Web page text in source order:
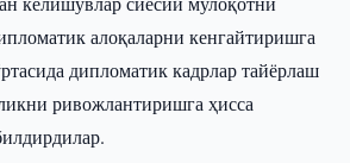
алоқаларни кенгайтиришга
дипломатик кадрлар тайёрлаш
ривожлантиришга ҳисса